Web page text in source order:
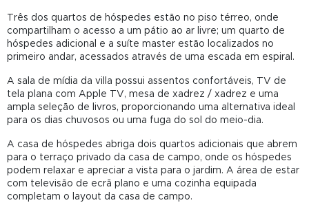
Três dos quartos de hóspedes estão no piso térreo, onde
compartilham o acesso a um pátio ao ar livre; um quarto de
hóspedes adicional e a suíte master estão localizados no
primeiro andar, acessados ​​através de uma escada em espiral.
A sala de mídia da villa possui assentos confortáveis, TV de
tela plana com Apple TV, mesa de xadrez / xadrez e uma
ampla seleção de livros, proporcionando uma alternativa ideal
para os dias chuvosos ou uma fuga do sol do meio-dia.
A casa de hóspedes abriga dois quartos adicionais que abrem
para o terraço privado da casa de campo, onde os hóspedes
podem relaxar e apreciar a vista para o jardim. A área de estar
com televisão de ecrã plano e uma cozinha equipada
completam o layout da casa de campo.